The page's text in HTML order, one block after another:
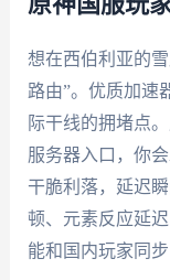
想在西伯利亚的
路由”。优质加速
际干线的拥堵点
服务器入口，你
干脆利落，延迟
顿、元素反应延
能和国内玩家同步